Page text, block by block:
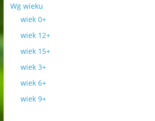
Wg wieku
wiek 0+
wiek 12+
wiek 15+
wiek 3+
wiek 6+
wiek 9+